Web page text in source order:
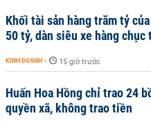
Khối tài sản hàng trăm tỷ
50 tỷ, dàn siêu xe hàng
KINH DOANH - 15 giờ trước
Huấn Hoa Hồng chỉ trao 24
quyền xã, không trao tiền